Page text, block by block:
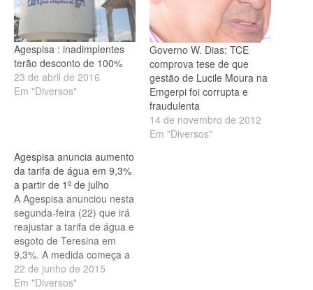
Agespisa : inadimplentes
terão desconto de 100%
23 de abril de 2016
Em "Diversos"
Governo W. Dias: TCE
comprova tese de que
gestão de Lucile Moura na
Emgerpi foi corrupta e
fraudulenta
14 de novembro de 2012
Em "Diversos"
Agespisa anuncia aumento
da tarifa de água em 9,3%
a partir de 1º de julho
A Agespisa anunciou nesta
segunda-feira (22) que irá
reajustar a tarifa de água e
esgoto de Teresina em
9,3%. A medida começa a
valer no dia 1º de julho. O
aumento nas tarifas de
22 de junho de 2015
Em "Diversos"